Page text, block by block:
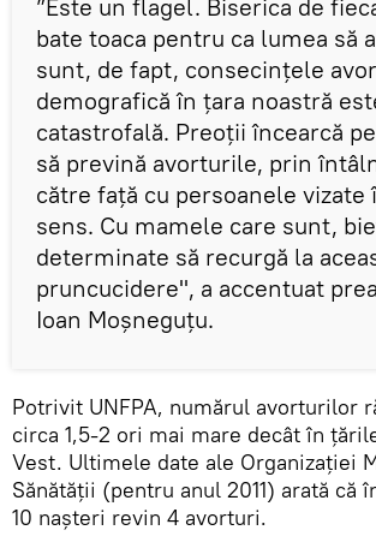
”Este un flagel. Biserica de
bate toaca pentru ca lumea să
sunt, de fapt, consecințele
demografică în țara noastră
catastrofală. Preoții încearcă
să prevină avorturile, prin
către față cu persoanele vizate
sens. Cu mamele care sunt,
determinate să recurgă la
pruncucidere", a accentuat
Ioan Moșneguțu.
Potrivit UNFPA, numărul avorturilor
circa 1,5-2 ori mai mare decât în
Vest. Ultimele date ale Organizației
Sănătății (pentru anul 2011) arată că
10 nașteri revin 4 avorturi.